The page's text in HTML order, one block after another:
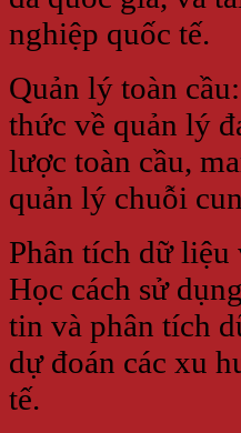
nghiệp quốc tế.
Quản lý toàn
thức về quản lý
lược toàn cầu,
quản lý chuỗi
Phân tích dữ liệu
Học cách sử
tin và phân tích
dự đoán các xu
tế.